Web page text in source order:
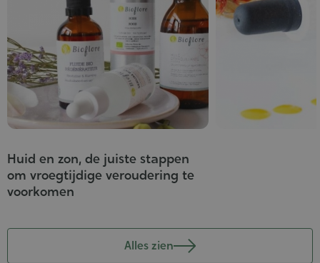
Huid en zon, de juiste stappen
om vroegtijdige veroudering te
voorkomen
Alles zien